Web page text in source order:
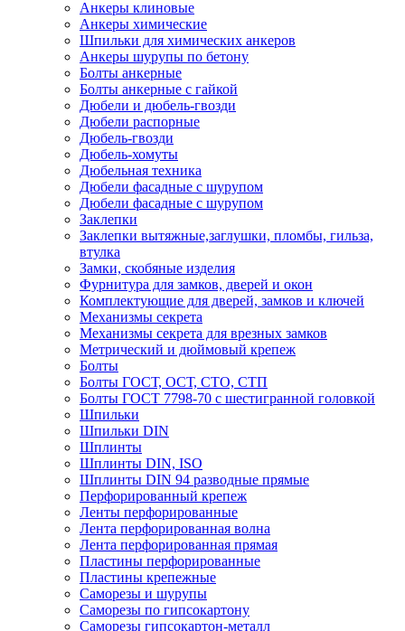
Анкеры клиновые
Анкеры химические
Шпильки для химических анкеров
Анкеры шурупы по бетону
Болты анкерные
Болты анкерные с гайкой
Дюбели и дюбель-гвозди
Дюбели распорные
Дюбель-гвозди
Дюбель-хомуты
Дюбельная техника
Дюбели фасадные с шурупом
Дюбели фасадные с шурупом
Заклепки
Заклепки вытяжные,заглушки, пломбы, гильза,
втулка
Замки, скобяные изделия
Фурнитура для замков, дверей и окон
Комплектующие для дверей, замков и ключей
Механизмы секрета
Механизмы секрета для врезных замков
Метрический и дюймовый крепеж
Болты
Болты ГОСТ, ОСТ, СТО, СТП
Болты ГОСТ 7798-70 с шестигранной головкой
Шпильки
Шпильки DIN
Шплинты
Шплинты DIN, ISO
Шплинты DIN 94 разводные прямые
Перфорированный крепеж
Ленты перфорированные
Лента перфорированная волна
Лента перфорированная прямая
Пластины перфорированные
Пластины крепежные
Саморезы и шурупы
Саморезы по гипсокартону
Саморезы гипсокартон-металл